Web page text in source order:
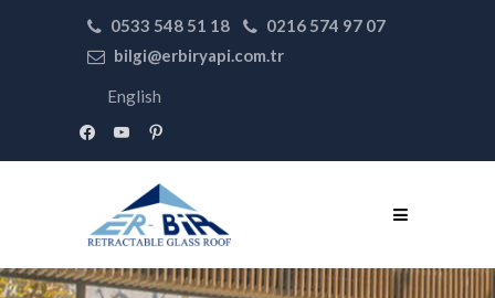
0533 548 51 18
0216 574 97 07
bilgi@erbiryapi.com.tr
English
facebookyoutubepinterest